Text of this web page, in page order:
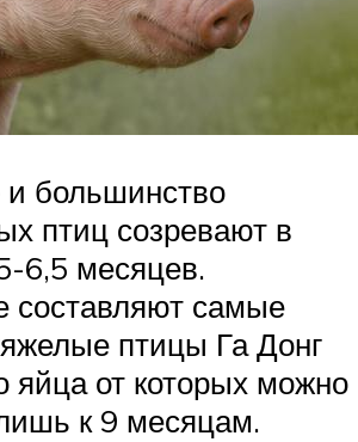
и большинство
птиц созревают в
6,5 месяцев.
составляют самые
птицы Га Донг
яйца от которых можно
к 9 месяцам.